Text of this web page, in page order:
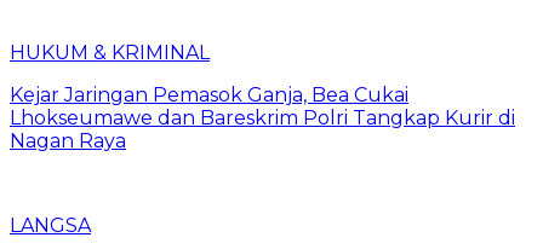
HUKUM & KRIMINAL
Kejar Jaringan Pemasok Ganja, Bea Cukai
Lhokseumawe dan Bareskrim Polri Tangkap Kurir di
Nagan Raya
LANGSA